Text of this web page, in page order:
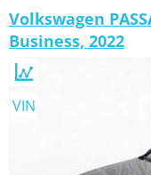
Volkswagen
Business, 2022
VIN